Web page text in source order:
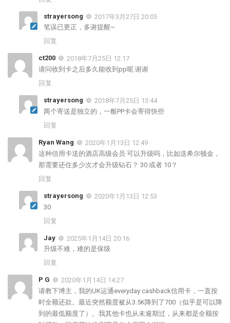
strayersong
2017年3月27日 20:05
笔误已更正，多谢提醒~
回复
ct200
2018年7月25日 12:17
请问收到卡之后多久能收到pp呢 谢谢
回复
strayersong
2018年7月25日 13:44
两个寄送是独立的，一般PP卡会寄得快些
回复
Ryan Wang
2020年1月13日 12:49
这种信用卡送的酒店高级会员 可以升级吗，比如送希尔顿金，
那需要还住多少次才会升级钻石？ 30 或者 10？
回复
strayersong
2020年1月13日 12:53
30
回复
Jay
2025年1月14日 20:16
升级不难，难的是保级
回复
P G
2020年1月14日 14:27
请教下博主，我的UK运通everyday cashback信用卡，一直按
时全额还款。最近突然额度被从3.5K降到了700（似乎是可以降
到的最低额度了）。我其他卡也从未逾期过，从来都是全额按